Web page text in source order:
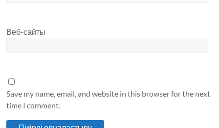
Веб-сайты
Save my name, email, and website in this browser for the next
time I comment.